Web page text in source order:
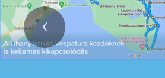
Previous